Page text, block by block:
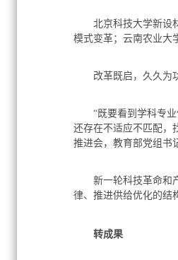
北京科技大学新设材
模式变革；云南农业
改革既启，久久为
“既要看到学科专业
还存在不适应不匹配，
推进会，教育部党组书
新一轮科技革命和产
律、推进供给优化的结
转成果